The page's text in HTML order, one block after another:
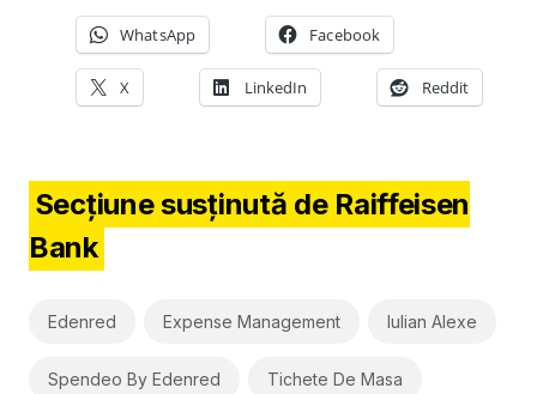
WhatsApp Facebook
X LinkedIn Reddit
Secțiune susținută de Raiffeisen
Bank
Edenred Expense Management Iulian Alexe
Spendeo By Edenred Tichete De Masa